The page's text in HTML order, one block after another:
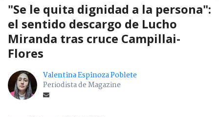
"Se le quita dignidad a la persona":
el sentido descargo de Lucho
Miranda tras cruce Campillai-
Flores
Valentina Espinoza Poblete
Periodista de Magazine